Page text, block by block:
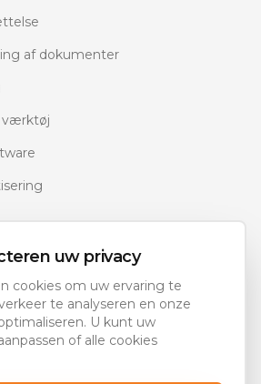
uw privacy
cookies om uw ervaring te
te analyseren en onze
U kunt uw
of alle cookies
af dokumenter
værktøj
MS 365 Document Automation